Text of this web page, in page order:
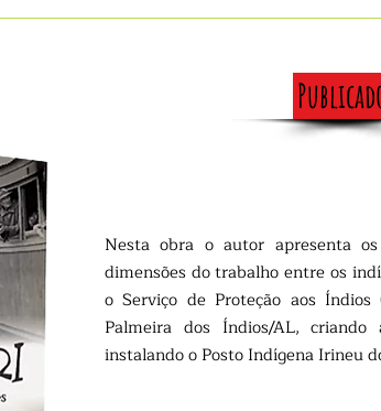
Nesta obra o autor apresenta
dimensões do trabalho entre os
o Serviço de Proteção aos
Palmeira dos Índios/AL,
instalando o Posto Indígena Irineu